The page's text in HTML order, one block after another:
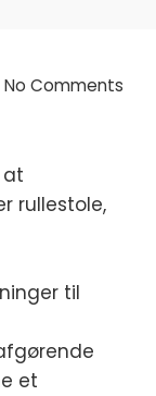
No Comments
at
rullestole,
til
et